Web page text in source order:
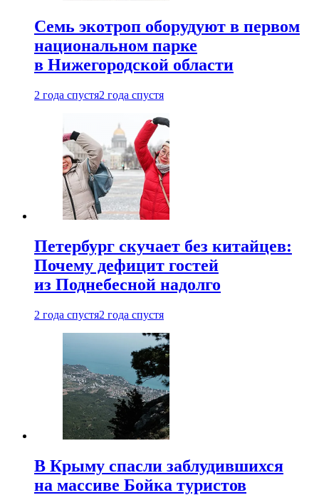
Семь экотроп оборудуют в первом
национальном парке
в Нижегородской области
2 года спустя2 года спустя
Петербург скучает без китайцев:
Почему дефицит гостей
из Поднебесной надолго
2 года спустя2 года спустя
В Крыму спасли заблудившихся
на массиве Бойка туристов